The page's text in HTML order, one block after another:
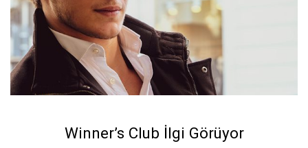
Winner’s Club İlgi Görüyor